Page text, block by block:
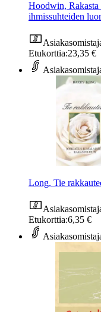
Hoodwin,
ihmissuhteiden
Etukorttia:23,35 €
Long, Tie
Etukorttia:6,35 €